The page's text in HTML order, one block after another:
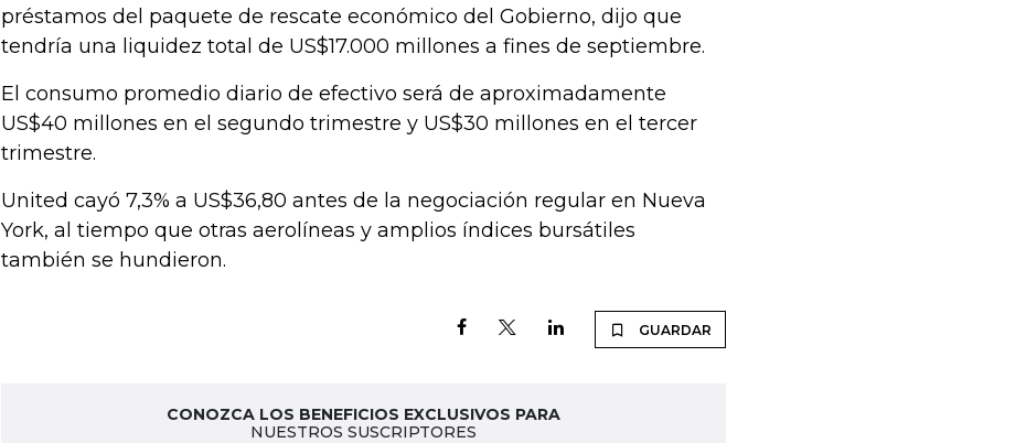
préstamos del paquete de rescate económico del Gobierno, dijo que
tendría una liquidez total de US$17.000 millones a fines de septiembre.
El consumo promedio diario de efectivo será de aproximadamente
US$40 millones en el segundo trimestre y US$30 millones en el tercer
trimestre.
United cayó 7,3% a US$36,80 antes de la negociación regular en Nueva
York, al tiempo que otras aerolíneas y amplios índices bursátiles
también se hundieron.
GUARDAR
CONOZCA LOS BENEFICIOS EXCLUSIVOS PARA
NUESTROS SUSCRIPTORES